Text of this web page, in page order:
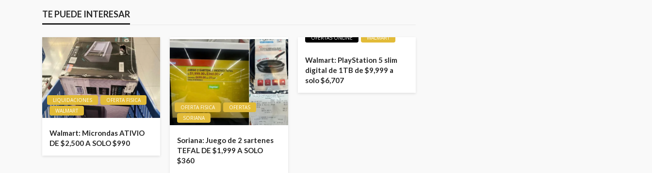
TE PUEDE INTERESAR
LIQUIDACIONES
OFERTA FISICA
WALMART
Walmart: Microndas ATIVIO
DE $2,500 A SOLO $990
OFERTA FISICA
OFERTAS
SORIANA
Soriana: Juego de 2 sartenes
TEFAL DE $1,999 A SOLO
$360
OFERTAS ONLINE
WALMART
Walmart: PlayStation 5 slim
digital de 1TB de $9,999 a
solo $6,707